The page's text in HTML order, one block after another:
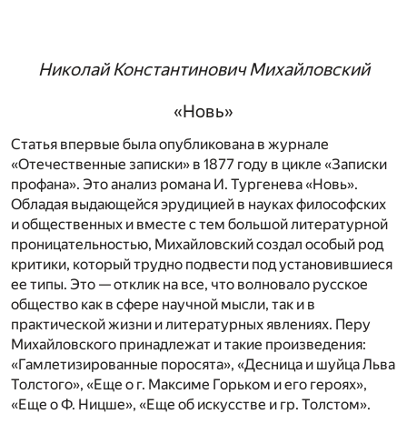
Николай Константинович Михайловский
«Новь»
Статья впервые была опубликована в журнале
«Отечественные записки» в 1877 году в цикле «Записки
профана». Это анализ романа И. Тургенева «Новь».
Обладая выдающейся эрудицией в науках философских
и общественных и вместе с тем большой литературной
проницательностью, Михайловский создал особый род
критики, который трудно подвести под установившиеся
ее типы. Это — отклик на все, что волновало русское
общество как в сфере научной мысли, так и в
практической жизни и литературных явлениях. Перу
Михайловского принадлежат и такие произведения:
«Гамлетизированные поросята», «Десница и шуйца Льва
Толстого», «Еще о г. Максиме Горьком и его героях»,
«Еще о Ф. Ницше», «Еще об искусстве и гр. Толстом».